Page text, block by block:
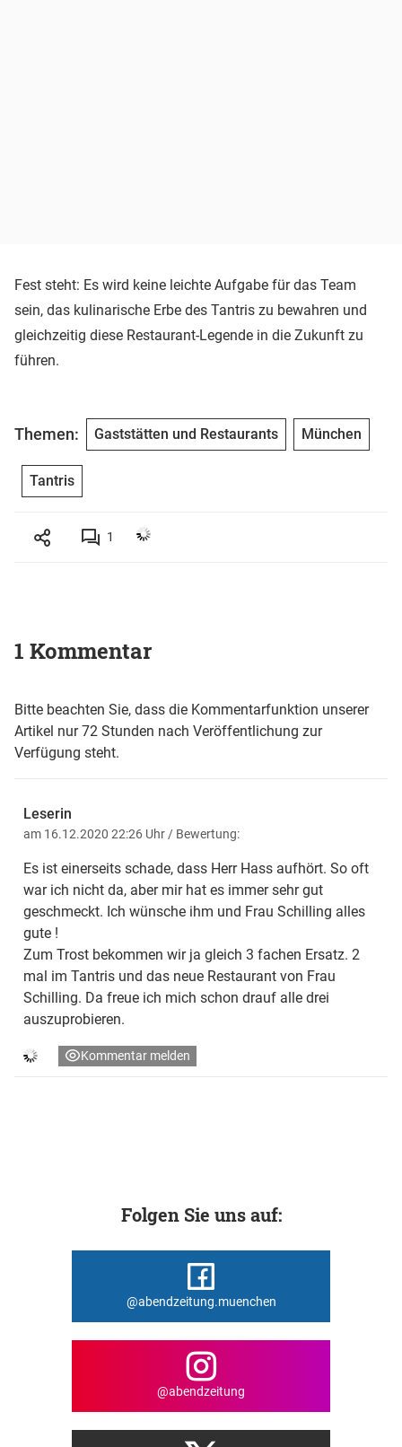
Fest steht: Es wird keine leichte Aufgabe für das Team
sein, das kulinarische Erbe des Tantris zu bewahren und
gleichzeitig diese Restaurant-Legende in die Zukunft zu
führen.
Themen: Gaststätten und Restaurants München
Tantris
1
1 Kommentar
Bitte beachten Sie, dass die Kommentarfunktion unserer
Artikel nur 72 Stunden nach Veröffentlichung zur
Verfügung steht.
Leserin
am 16.12.2020 22:26 Uhr / Bewertung:
Es ist einerseits schade, dass Herr Hass aufhört. So oft
war ich nicht da, aber mir hat es immer sehr gut
geschmeckt. Ich wünsche ihm und Frau Schilling alles
gute !
Zum Trost bekommen wir ja gleich 3 fachen Ersatz. 2
mal im Tantris und das neue Restaurant von Frau
Schilling. Da freue ich mich schon drauf alle drei
auszuprobieren.
Kommentar melden
Folgen Sie uns auf:
@abendzeitung.muenchen
@abendzeitung